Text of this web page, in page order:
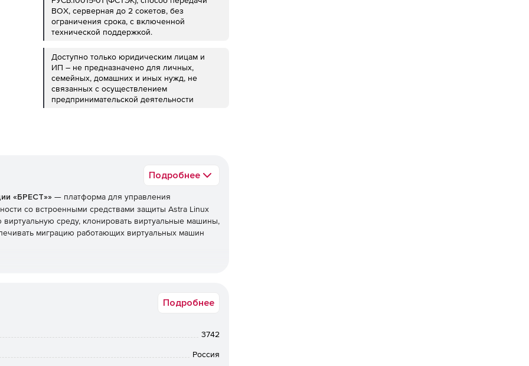
BOX, серверная до 2 сокетов, без
ограничения срока, с включенной
технической поддержкой.
Доступно только юридическим лицам и
ИП – не предназначено для личных,
семейных, домашних и иных нужд, не
связанных с осуществлением
предпринимательской деятельности
Подробнее
«БРЕСТ»» — платформа для управления
со встроенными средствами защиты Astra Linux
среду, клонировать виртуальные машины,
миграцию работающих виртуальных машин
Подробнее
3742
Россия